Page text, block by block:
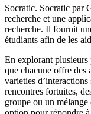
Socratic. Socratic par
recherche et une
recherche. Il fournit
étudiants afin de les
En explorant
que chacune offre des
varieties
rencontres fortuites,
groupe ou un mélange